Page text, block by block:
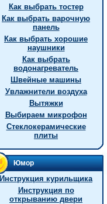
Как выбрать тостер
Как выбрать варочную
панель
Как выбрать хорошие
наушники
Как выбрать
водонагреватель
Швейные машины
Увлажнители воздуха
Вытяжки
Выбираем микрофон
Стеклокерамические
плиты
Юмор
Инструкция курильщика
Инструкция по
открыванию двери